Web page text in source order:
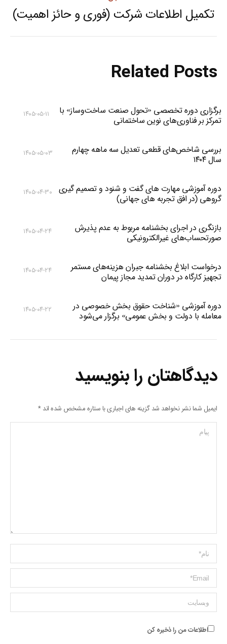
Previous
تکمیل اطلاعات شرکت (فوری و حائز اهمیت)
Related Posts
برگزاری دوره تخصصی «تحول صنعت ساخت‌وساز» با
تمرکز بر فناوری‌های نوین ساختمانی
۱۴۰۵-۰۵-۱۱
بررسی شاخص‌های قطعی تعدیل سه ماهه چهارم
سال ۱۴۰۴
۱۴۰۵-۰۵-۰۳
دوره آموزشی مهارت های گفت و شنود و تصمیم گیری
گروهی (در افق تجربه های جهانی)
۱۴۰۵-۰۴-۳۰
بازنگری در اجرای بخشنامه مربوط به عدم پذیرش
صورتحساب‌های غیرالکترونیکی
۱۴۰۵-۰۴-۲۴
درخواست ابلاغ بخشنامه جبران هزینه‌های مستمر
تجهیز کارگاه در دوران تمدید مجاز پیمان
۱۴۰۵-۰۴-۲۴
دوره آموزشی «شناخت حقوق بخش خصوصی در
معامله با دولت و بخش عمومی» برگزار می‌شود
۱۴۰۵-۰۴-۲۲
دیدگاهتان را بنویسید
ایمیل شما نشر نخواهد شد گزینه های اجباری با ستاره مشخص شده اند*
پیام
Name *
ایمیل *
وبسایت
اطلاعات من را ذخیره کن